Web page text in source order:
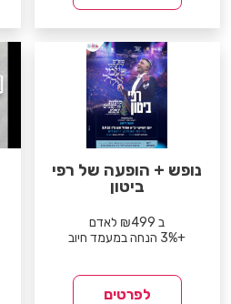
נופש + הופעה של רפי
ביטון
ב ₪499 לאדם
+3% הנחה במעמד חיוב
לפרטים